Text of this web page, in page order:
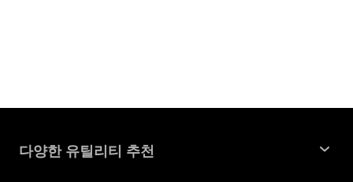
다양한 유틸리티 추천